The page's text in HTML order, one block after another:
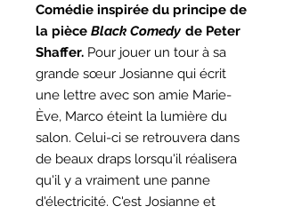
Comédie inspirée du principe de
la pièce Black Comedy de Peter
Shaffer. Pour jouer un tour à sa
grande sœur Josianne qui écrit
une lettre avec son amie Marie-
Ève, Marco éteint la lumière du
salon. Celui-ci se retrouvera dans
de beaux draps lorsqu'il réalisera
qu'il y a vraiment une panne
d'électricité. C'est Josianne et